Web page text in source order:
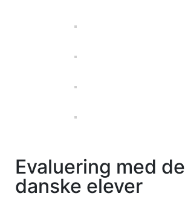
Evaluering med de
danske elever